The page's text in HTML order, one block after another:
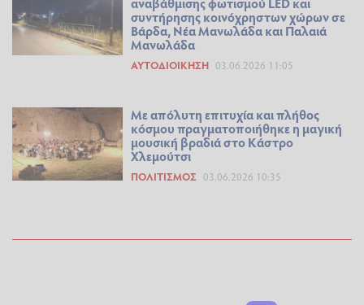
συντήρησης κοινόχρηστων χώρων σε
Βάρδα, Νέα Μανωλάδα και Παλαιά
Μανωλάδα
ΑΥΤΟΔΙΟΊΚΗΣΗ 03.06.2026 11:05
Με απόλυτη επιτυχία και πλήθος
κόσμου πραγματοποιήθηκε η μαγική
μουσική βραδιά στο Κάστρο
Χλεμούτσι
ΠΟΛΙΤΙΣΜΌΣ 03.06.2026 10:35